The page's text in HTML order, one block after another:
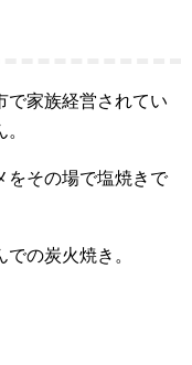
で家族経営されてい
をその場で塩焼きで
の炭火焼き。